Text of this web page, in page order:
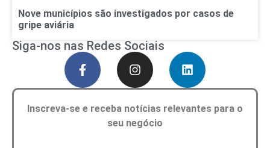
Nove municípios são investigados por casos de
gripe aviária
Siga-nos nas Redes Sociais
Inscreva-se e receba notícias relevantes para o
seu negócio